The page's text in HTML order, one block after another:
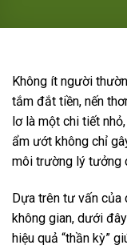
Không ít người
tắm đắt tiền, nến
lơ là một chi tiết
ẩm ướt không chỉ
môi trường lý tưởng
Dựa trên tư vấn của
không gian, dưới
hiệu quả “thần kỳ”